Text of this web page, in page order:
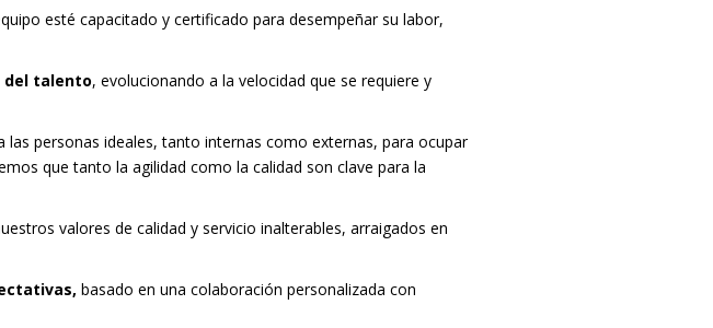
esté capacitado y certificado para desempeñar su labor,
del talento, evolucionando a la velocidad que se requiere y
personas ideales, tanto internas como externas, para ocupar
que tanto la agilidad como la calidad son clave para la
valores de calidad y servicio inalterables, arraigados en
basado en una colaboración personalizada con